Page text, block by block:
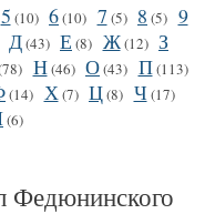
5 (10) 6(10) 7 (5) 8 (5) 9
Д(43) Е (8) Ж(12) З
Н(46) О(43) П(113)
(14) Х(7) Ц(8) Ч (17)
(6)
Федюнинского